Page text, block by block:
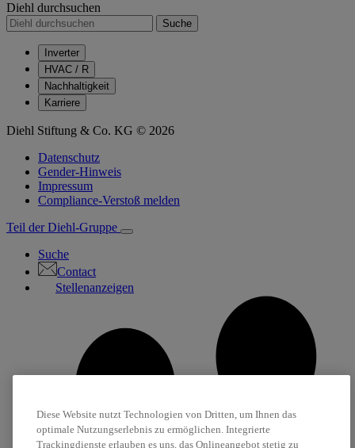
Diehl durchsuchen
Suche
Inverter
HVAC / R
Nachhaltigkeit
Karriere
Diehl Stiftung & Co. KG © 2026
Datenschutz
Gender-Hinweis
Impressum
Compliance-Verstoß melden
Teil der Diehl-Gruppe
Suche
Contact
Stellenanzeigen
Diese Website nutzt Technologien von Dritten, um Ihnen das
optimale Nutzungserlebnis zu ermöglichen. Integrierte
Trackingdienste erlauben es uns, das Onlineangebot stetig zu